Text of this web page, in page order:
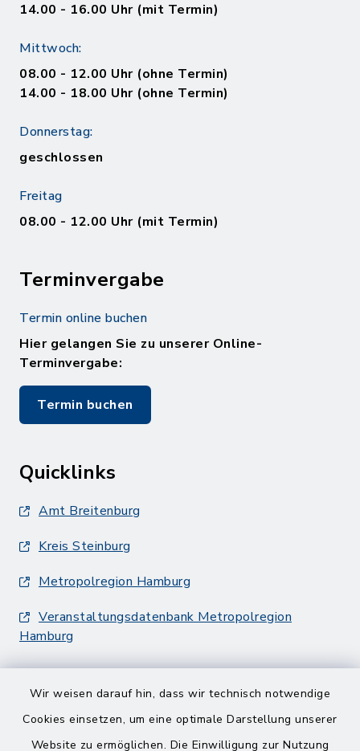
Wir weisen darauf hin, dass wir technisch notwendige
Cookies einsetzen, um eine optimale Darstellung unserer
Website zu ermöglichen. Die Einwilligung zur Nutzung
14.00 - 16.00 Uhr (mit Termin)
Mittwoch:
08.00 - 12.00 Uhr (ohne Termin)
14.00 - 18.00 Uhr (ohne Termin)
Donnerstag:
geschlossen
Freitag
08.00 - 12.00 Uhr (mit Termin)
Terminvergabe
Termin online buchen
Hier gelangen Sie zu unserer Online-
Terminvergabe:
Termin buchen
Quicklinks
Amt Breitenburg
Kreis Steinburg
Metropolregion Hamburg
Veranstaltungsdatenbank Metropolregion
Hamburg